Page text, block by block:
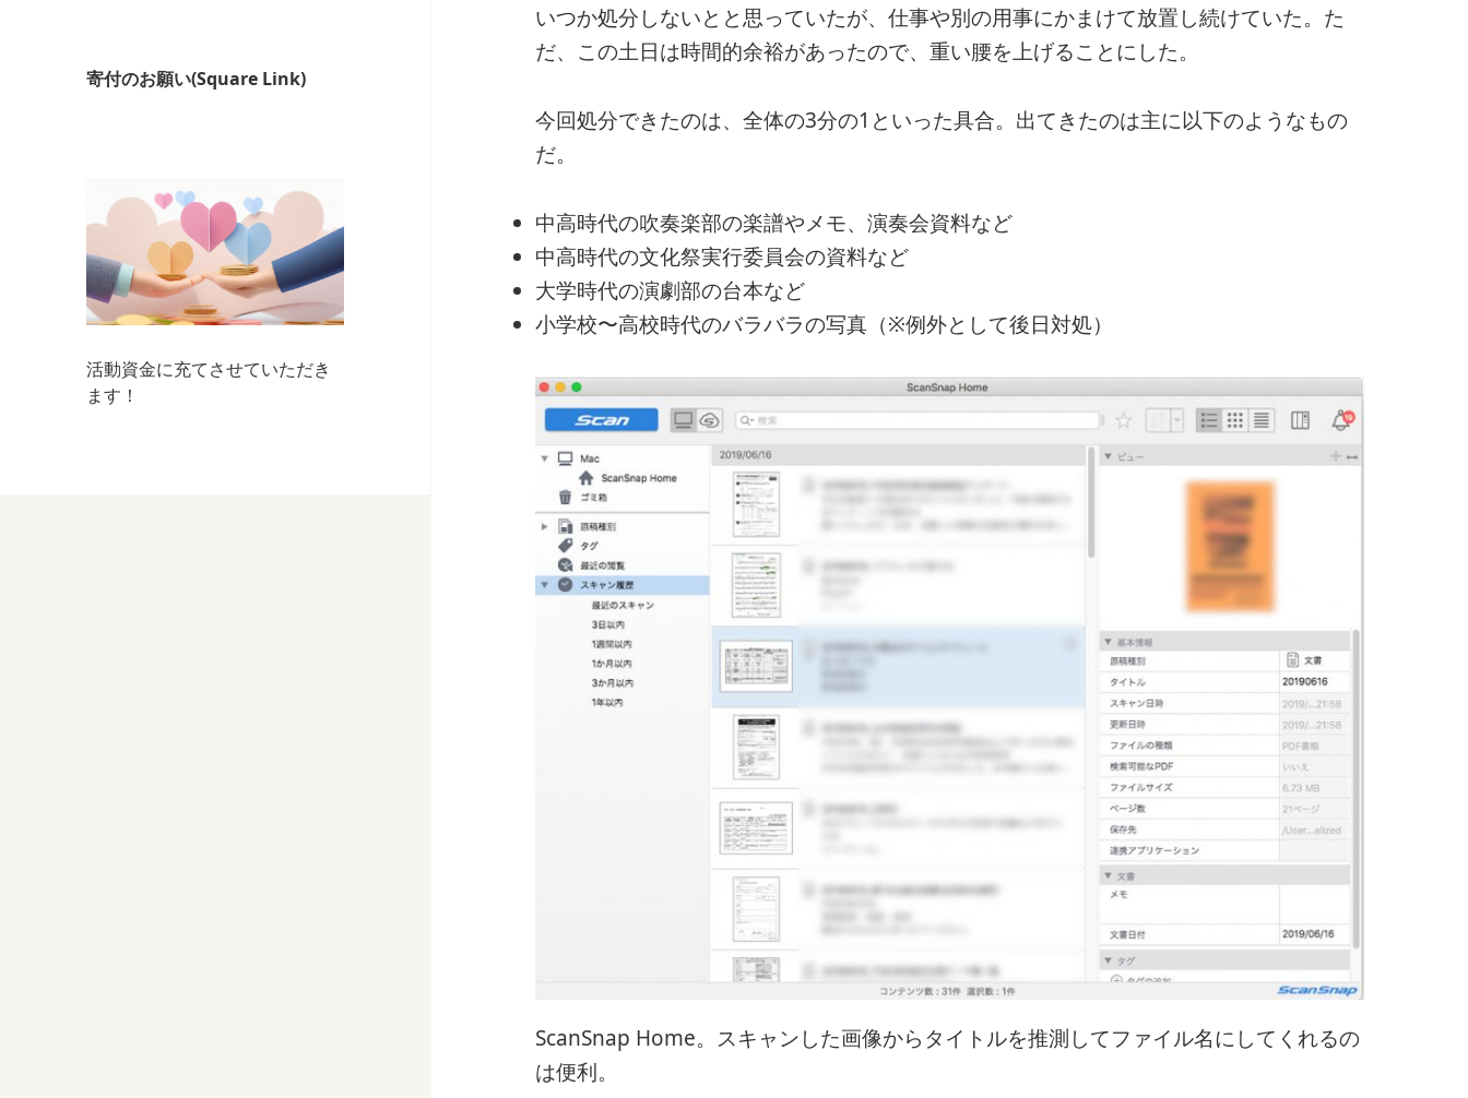
寄付のお願い(Square Link)
活動資金に充てさせていただき
ます！
いつか処分しないとと思っていたが、仕事や別の用事にかまけて放置し続けていた。た
だ、この土日は時間的余裕があったので、重い腰を上げることにした。
今回処分できたのは、全体の3分の1といった具合。出てきたのは主に以下のようなもの
だ。
中高時代の吹奏楽部の楽譜やメモ、演奏会資料など
中高時代の文化祭実行委員会の資料など
大学時代の演劇部の台本など
小学校〜高校時代のバラバラの写真（※例外として後日対処）
ScanSnap Home。スキャンした画像からタイトルを推測してファイル名にしてくれるの
は便利。